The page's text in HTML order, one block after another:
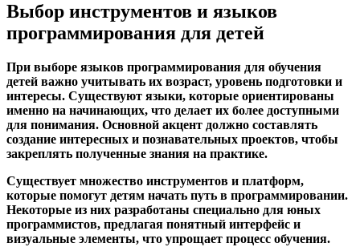
Выбор инструментов и языков
программирования для детей
При выборе языков программирования для обучения
детей важно учитывать их возраст, уровень подготовки и
интересы. Существуют языки, которые ориентированы
именно на начинающих, что делает их более доступными
для понимания. Основной акцент должно составлять
создание интересных и познавательных проектов, чтобы
закреплять полученные знания на практике.
Существует множество инструментов и платформ,
которые помогут детям начать путь в программировании.
Некоторые из них разработаны специально для юных
программистов, предлагая понятный интерфейс и
визуальные элементы, что упрощает процесс обучения.